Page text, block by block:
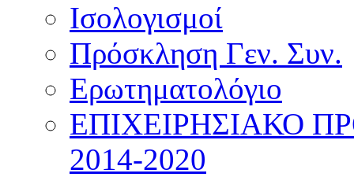
Ισολογισμοί
Πρόσκληση Γεν. Συν.
Ερωτηματολόγιο
ΕΠΙΧΕΙΡΗΣΙΑΚΟ
2014-2020